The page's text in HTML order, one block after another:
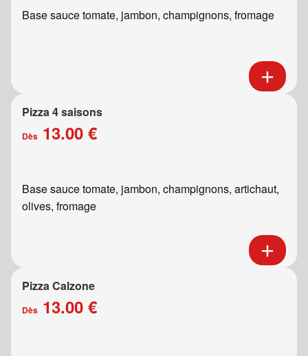
Base sauce tomate, jambon, champignons, fromage
Pizza 4 saisons
Dès 13.00 €
Base sauce tomate, jambon, champignons, artichaut,
olives, fromage
Pizza Calzone
Dès 13.00 €